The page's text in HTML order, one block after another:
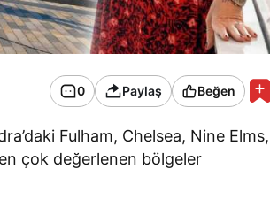
0 Paylaş Beğen
Fulham, Chelsea, Nine Elms,
çok değerlenen bölgeler